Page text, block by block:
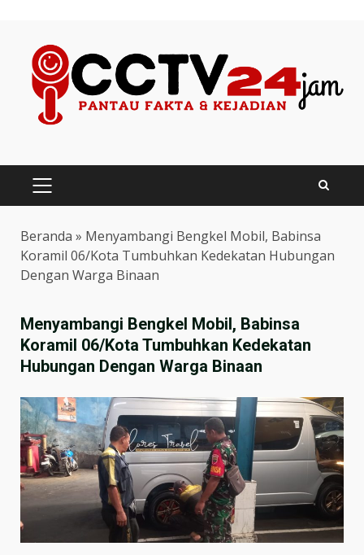
content
PRIMARY
MENU
Beranda » Menyambangi Bengkel Mobil, Babinsa
Koramil 06/Kota Tumbuhkan Kedekatan Hubungan
Dengan Warga Binaan
Menyambangi Bengkel Mobil, Babinsa
Koramil 06/Kota Tumbuhkan Kedekatan
Hubungan Dengan Warga Binaan